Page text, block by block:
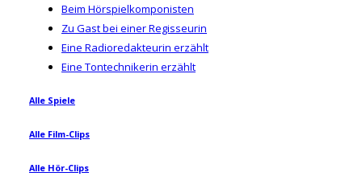
Beim Hörspielkomponisten
Zu Gast bei einer Regisseurin
Eine Radioredakteurin erzählt
Eine Tontechnikerin erzählt
Alle Spiele
Alle Film-Clips
Alle Hör-Clips